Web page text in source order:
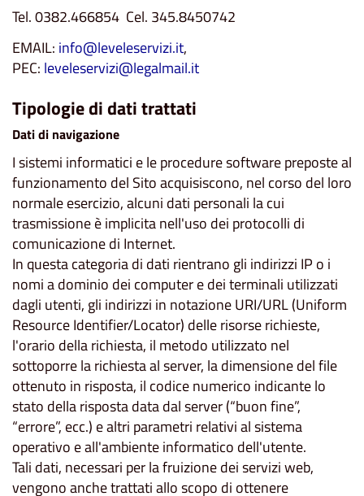
Tel. 0382.466854 Cel. 345.8450742
EMAIL: info@leveleservizi.it,
PEC: leveleservizi@legalmail.it
Tipologie di dati trattati
Dati di navigazione
I sistemi informatici e le procedure software preposte al
funzionamento del Sito acquisiscono, nel corso del loro
normale esercizio, alcuni dati personali la cui
trasmissione è implicita nell'uso dei protocolli di
comunicazione di Internet.
In questa categoria di dati rientrano gli indirizzi IP o i
nomi a dominio dei computer e dei terminali utilizzati
dagli utenti, gli indirizzi in notazione URI/URL (Uniform
Resource Identifier/Locator) delle risorse richieste,
l'orario della richiesta, il metodo utilizzato nel
sottoporre la richiesta al server, la dimensione del file
ottenuto in risposta, il codice numerico indicante lo
stato della risposta data dal server (“buon fine”,
“errore”, ecc.) e altri parametri relativi al sistema
operativo e all'ambiente informatico dell'utente.
Tali dati, necessari per la fruizione dei servizi web,
vengono anche trattati allo scopo di ottenere